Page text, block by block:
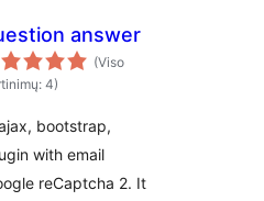
answer
(Viso
4)
bootstrap,
with email
reCaptcha 2. It